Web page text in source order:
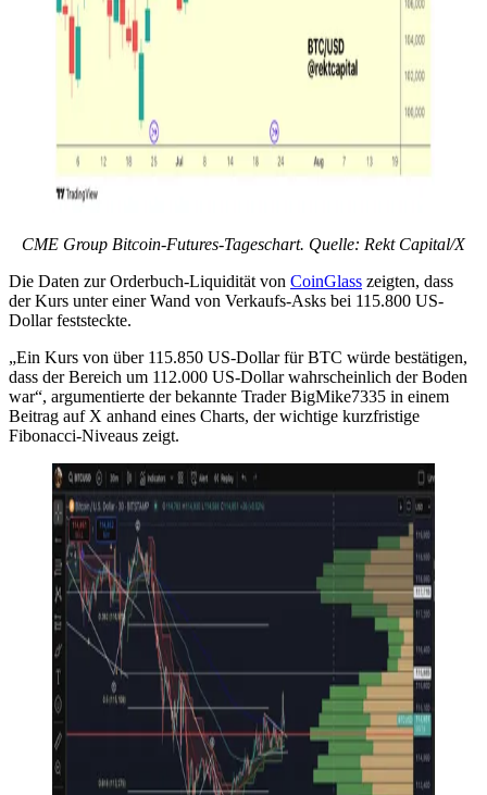
CME Group Bitcoin-Futures-Tageschart. Quelle: Rekt Capital/X
Die Daten zur Orderbuch-Liquidität von CoinGlass zeigten, dass
der Kurs unter einer Wand von Verkaufs-Asks bei 115.800 US-
Dollar feststeckte.
„Ein Kurs von über 115.850 US-Dollar für BTC würde bestätigen,
dass der Bereich um 112.000 US-Dollar wahrscheinlich der Boden
war“, argumentierte der bekannte Trader BigMike7335 in einem
Beitrag auf X anhand eines Charts, der wichtige kurzfristige
Fibonacci-Niveaus zeigt.